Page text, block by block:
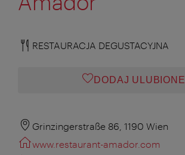
RESTAURACJA DEGUSTACYJNA
DODAJ ULUBIONE
Grinzingerstraße 86, 1190 Wien
www.restaurant-amador.com